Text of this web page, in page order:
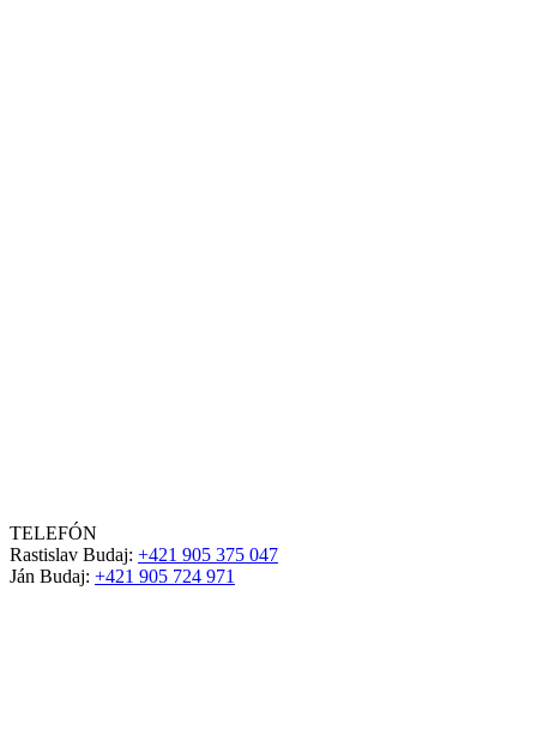
TELEFÓN
Rastislav Budaj: +421 905 375 047
Ján Budaj: +421 905 724 971